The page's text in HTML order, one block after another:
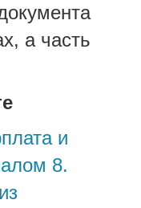
а часть
и
8.